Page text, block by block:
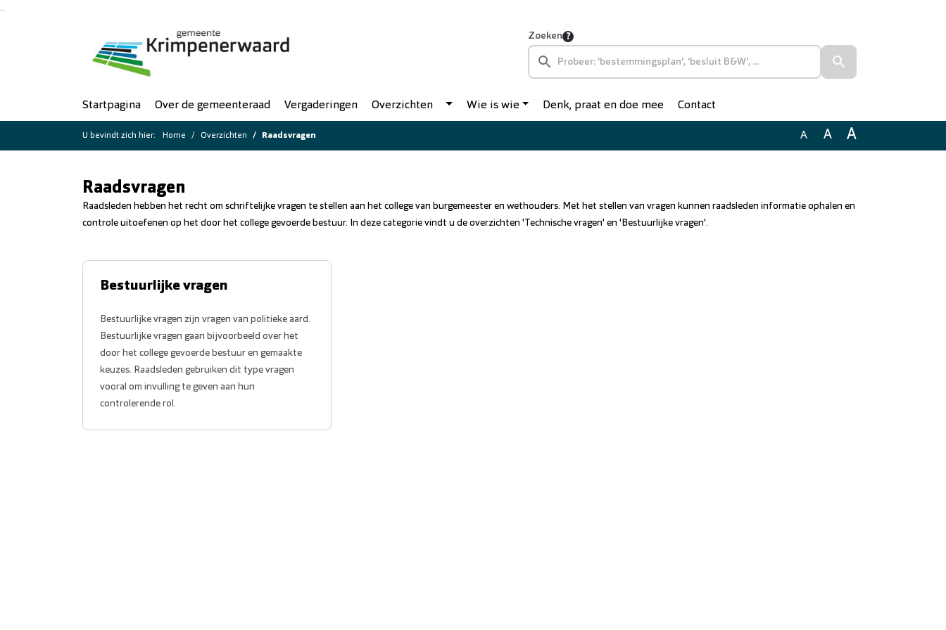
Zoeken
Startpagina Over de gemeenteraad Vergaderingen Overzichten Wie is wie Denk, praat en doe mee Contact
U bevindt zich hier: Home Overzichten Raadsvragen A A A
Raadsvragen
Raadsleden hebben het recht om schriftelijke vragen te stellen aan het college van burgemeester en wethouders. Met het stellen van vragen kunnen raadsleden informatie ophalen en
controle uitoefenen op het door het college gevoerde bestuur. In deze categorie vindt u de overzichten 'Technische vragen' en 'Bestuurlijke vragen'.
Bestuurlijke vragen
Bestuurlijke vragen zijn vragen van politieke aard.
Bestuurlijke vragen gaan bijvoorbeeld over het
door het college gevoerde bestuur en gemaakte
keuzes. Raadsleden gebruiken dit type vragen
vooral om invulling te geven aan hun
controlerende rol.